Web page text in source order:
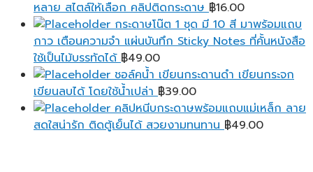
หลาย สไตล์ให้เลือก คลิปติดกระดาษ ฿16.00
กระดาษโน๊ต 1 ชุด มี 10 สี มาพร้อมแถบ
กาว เตือนความจํา แผ่นบันทึก Sticky Notes ที่คั้นหนังสือ
ใช้เป็นไม้บรรทัดได้ ฿49.00
ชอล์คน้ำ เขียนกระดานดำ เขียนกระจก
เขียนลบได้ โดยใช้น้ำเปล่า ฿39.00
คลิปหนีบกระดาษพร้อมแถบแม่เหล็ก ลาย
สดใสน่ารัก ติดตู้เย็นได้ สวยงามทนทาน ฿49.00